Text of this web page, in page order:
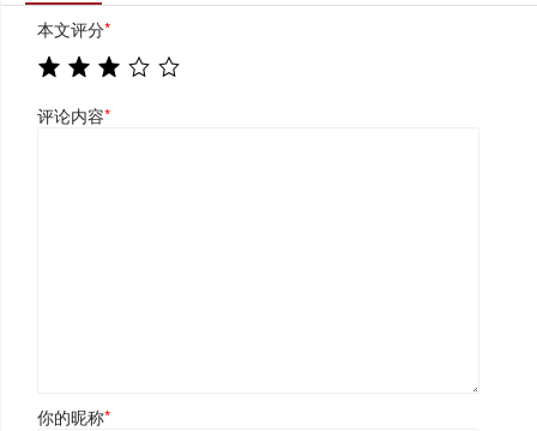
本文评分*
评论内容*
你的昵称*